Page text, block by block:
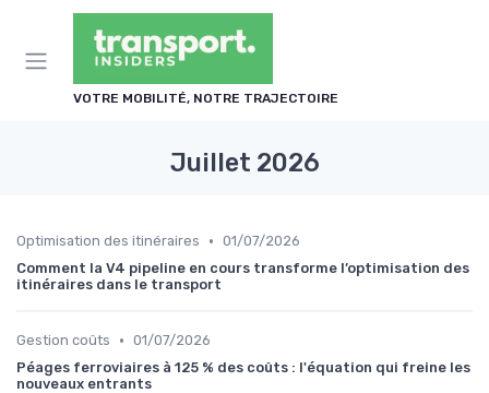
VOTRE MOBILITÉ, NOTRE TRAJECTOIRE
Juillet 2026
Optimisation des itinéraires • 01/07/2026
Comment la V4 pipeline en cours transforme l’optimisation des
itinéraires dans le transport
Gestion coûts • 01/07/2026
Péages ferroviaires à 125 % des coûts : l'équation qui freine les
nouveaux entrants
Panneau de gestion des cookies